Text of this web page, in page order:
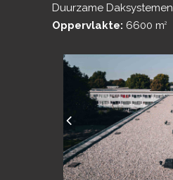
Duurzame Daksystemen
Oppervlakte: 6600 m2